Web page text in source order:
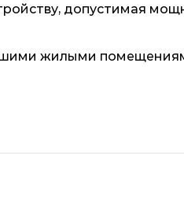
допустимая
жилыми